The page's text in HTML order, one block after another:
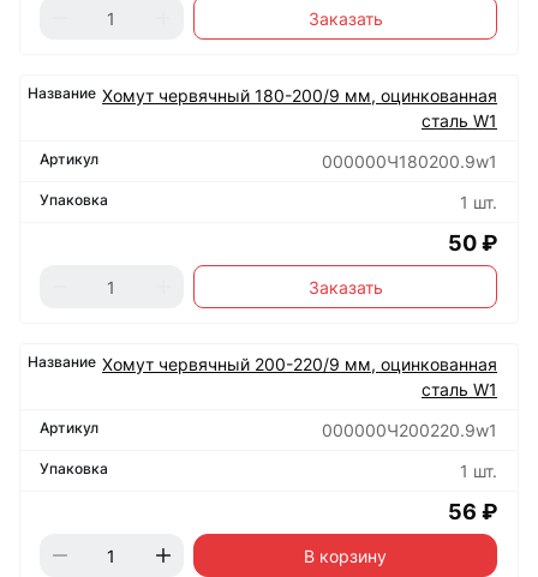
Заказать
Хомут червячный 180-200/9 мм, оцинкованная
сталь W1
000000Ч180200.9w1
1 шт.
50 ₽
Заказать
Хомут червячный 200-220/9 мм, оцинкованная
сталь W1
000000Ч200220.9w1
1 шт.
56 ₽
В корзину